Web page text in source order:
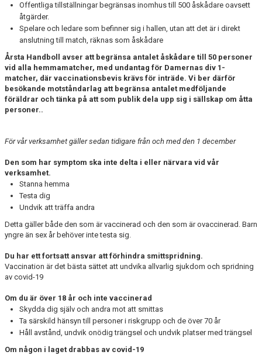
Offentliga tillställningar begränsas inomhus till 500 åskådare oavsett
åtgärder.
Spelare och ledare som befinner sig i hallen, utan att det är i direkt
anslutning till match, räknas som åskådare
Årsta Handboll avser att begränsa antalet åskådare till 50 personer
vid alla hemmamatcher, med undantag för Damernas div 1-
matcher, där vaccinationsbevis krävs för inträde. Vi ber därför
besökande motståndarlag att begränsa antalet medföljande
föräldrar och tänka på att som publik dela upp sig i sällskap om åtta
personer..
För vår verksamhet gäller sedan tidigare från och med den 1 december
Den som har symptom ska inte delta i eller närvara vid vår
verksamhet.
Stanna hemma
Testa dig
Undvik att träffa andra
Detta gäller både den som är vaccinerad och den som är ovaccinerad. Barn
yngre än sex år behöver inte testa sig.
Du har ett fortsatt ansvar att förhindra smittspridning.
Vaccination är det bästa sättet att undvika allvarlig sjukdom och spridning
av covid-19
Om du är över 18 år och inte vaccinerad
Skydda dig själv och andra mot att smittas
Ta särskild hänsyn till personer i riskgrupp och de över 70 år
Håll avstånd, undvik onödig trängsel och undvik platser med trängsel
Om någon i laget drabbas av covid-19